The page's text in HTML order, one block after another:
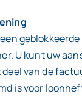
U kunt uw
van de
is voor